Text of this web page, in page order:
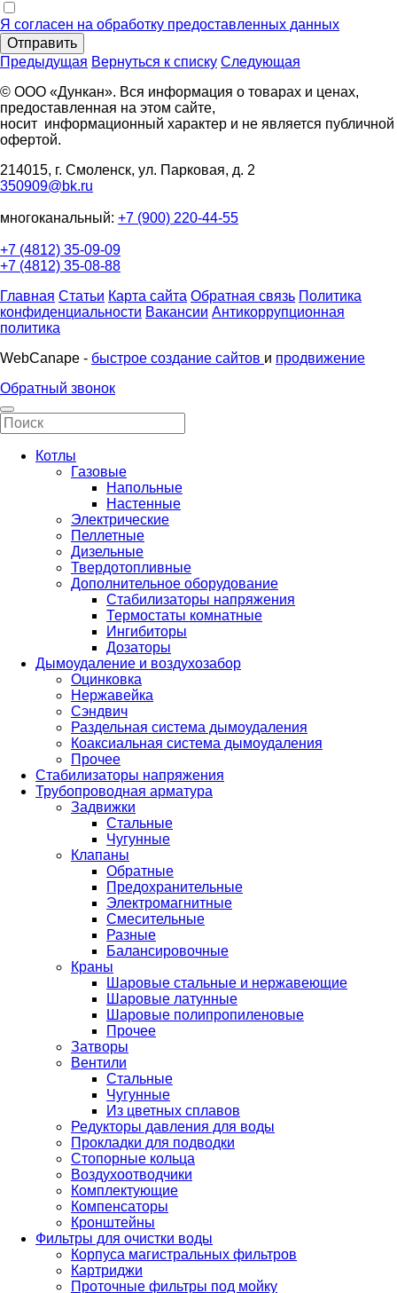
Я согласен на обработку предоставленных данных
Отправить
Предыдущая Вернуться к списку Следующая
© ООО «Дункан». Вся информация о товарах и ценах,
предоставленная на этом сайте,
носит информационный характер и не является публичной
офертой.
214015, г. Смоленск, ул. Парковая, д. 2
350909@bk.ru
многоканальный: +7 (900) 220-44-55
+7 (4812) 35-09-09
+7 (4812) 35-08-88
Главная Статьи Карта сайта Обратная связь Политика
конфиденциальности Вакансии Антикоррупционная
политика
WebCanape - быстрое создание сайтов и продвижение
Обратный звонок
Котлы
Газовые
Напольные
Настенные
Электрические
Пеллетные
Дизельные
Твердотопливные
Дополнительное оборудование
Стабилизаторы напряжения
Термостаты комнатные
Ингибиторы
Дозаторы
Дымоудаление и воздухозабор
Оцинковка
Нержавейка
Сэндвич
Раздельная система дымоудаления
Коаксиальная система дымоудаления
Прочее
Стабилизаторы напряжения
Трубопроводная арматура
Задвижки
Стальные
Чугунные
Клапаны
Обратные
Предохранительные
Электромагнитные
Смесительные
Разные
Балансировочные
Краны
Шаровые стальные и нержавеющие
Шаровые латунные
Шаровые полипропиленовые
Прочее
Затворы
Вентили
Стальные
Чугунные
Из цветных сплавов
Редукторы давления для воды
Прокладки для подводки
Стопорные кольца
Воздухоотводчики
Комплектующие
Компенсаторы
Кронштейны
Фильтры для очистки воды
Корпуса магистральных фильтров
Картриджи
Проточные фильтры под мойку